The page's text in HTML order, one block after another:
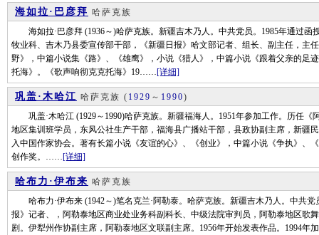
海如拉·巴彦拜 哈萨克族
海如拉·巴彦拜 (1936～)哈萨克族。新疆吉木乃人。中共党员。1985年通过函
牧业科、吉木乃县委宣传部干部，《新疆日报》哈文部记者、组长、副主任，主
野》，中篇小说集《路》、《雄鹰》，小说《猎人》，中篇小说《跟着父亲的足
托海》。《歌声响彻克克托海》19……[详细]
巩盖·木哈江 哈萨克族 ( 1929 ～ 1990)
巩盖·木哈江 (1929～1990)哈萨克族。新疆福海人。1951年参加工作。历任《
地区集训班学员，东风公社生产干部，福海县广播站干部，县政协副主席，新疆
入中国作家协会。著有长篇小说《友谊的心》、《创业》，中篇小说《争执》、
创作奖。……[详细]
哈布力·伊布来 哈萨克族
哈布力·伊布来 (1942～)笔名克兰·阿勒泰。哈萨克族。新疆吉木乃人。中共党
报》记者、，阿勒泰地区商业处业务科副科长、中级法院审判员，阿勒泰地区歌
剧。伊犁州作协副主席，阿勒泰地区文联副主席。1956年开始发表作品。1994年